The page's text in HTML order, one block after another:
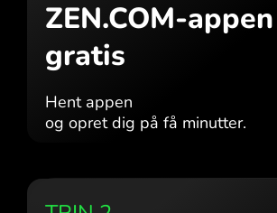
ZEN.COM-appen
gratis
Hent appen
og opret dig på få minutter.